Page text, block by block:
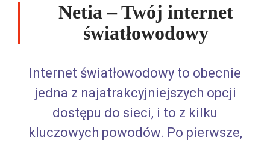
Netia – Twój internet
światłowodowy
Internet światłowodowy to obecnie
jedna z najatrakcyjniejszych opcji
dostępu do sieci, i to z kilku
kluczowych powodów. Po pierwsze,